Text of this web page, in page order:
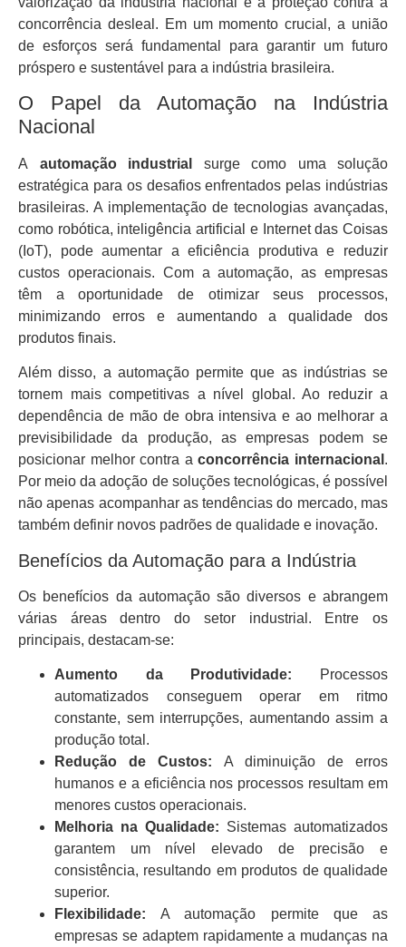
concorrência desleal. Em um momento crucial, a união
de esforços será fundamental para garantir um futuro
próspero e sustentável para a indústria brasileira.
O Papel da Automação na Indústria
Nacional
A automação industrial
surge como uma solução
estratégica para os desafios enfrentados pelas indústrias
brasileiras. A implementação de tecnologias avançadas,
como robótica, inteligência artificial e Internet das Coisas
(IoT), pode aumentar a eficiência produtiva e reduzir
custos operacionais. Com a automação, as empresas
têm a oportunidade de otimizar seus processos,
minimizando erros e aumentando a qualidade dos
produtos finais.
Além disso, a automação permite que as indústrias se
tornem mais competitivas a nível global. Ao reduzir a
dependência de mão de obra intensiva e ao melhorar a
previsibilidade da produção, as empresas podem se
posicionar melhor contra aconcorrência internacional .
Por meio da adoção de soluções tecnológicas, é possível
não apenas acompanhar as tendências do mercado, mas
também definir novos padrões de qualidade e inovação.
Benefícios da Automação para a Indústria
Os benefícios da automação são diversos e abrangem
várias áreas dentro do setor industrial. Entre os
principais, destacam-se:
Aumento da Produtividade: Processos
automatizados conseguem operar em ritmo
constante, sem interrupções, aumentando assim a
produção total.
Redução de Custos: A diminuição de erros
humanos e a eficiência nos processos resultam em
menores custos operacionais.
Melhoria na Qualidade: Sistemas automatizados
garantem um nível elevado de precisão e
consistência, resultando em produtos de qualidade
superior.
Flexibilidade: A automação permite que as
empresas se adaptem rapidamente a mudanças na